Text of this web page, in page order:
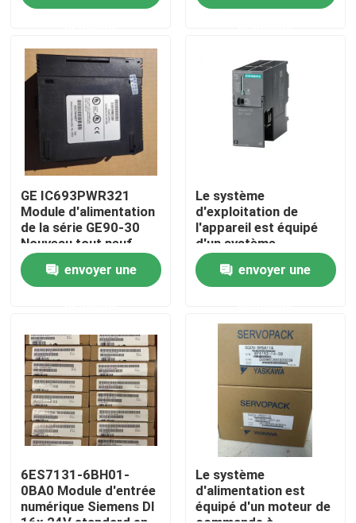
Maison
Produits
Au sujet de nous
Visite d'usine
Contrôle de qualité
Demandez une citation
Servomoteur industriel
Amplificateur servo à C.A.
GE IC693PWR321
Module d'alimentation
de la série GE90-30
Nouveau tout neuf
envoyer une
Le système
d'exploitation de
l'appareil est équipé
d'un système
d'exploitation de
l'appareil, qui est
équipé d'un système
l'appareil.
envoyer une
6ES7131-6BH01-
0BA0 Module d'entrée
numérique Siemens DI
Le système
d'alimentation est
équipé d'un moteur de